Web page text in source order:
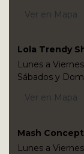
Ver en Mapa
Lola Trendy
Lunes a
Sábados y
Ver en Mapa
Mash
Lunes a